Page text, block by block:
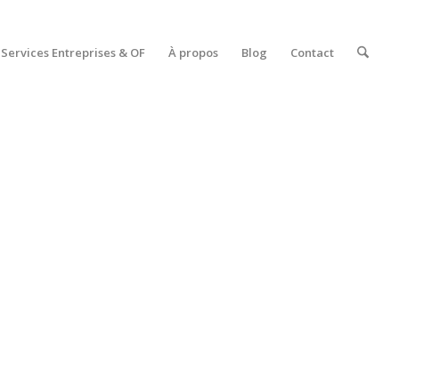
Services Entreprises & OF À propos Blog Contact